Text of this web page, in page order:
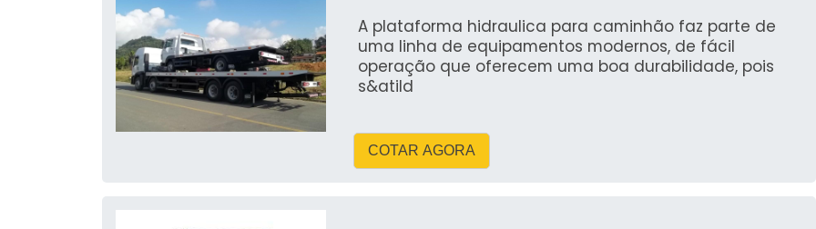
A plataforma hidraulica para caminhão faz parte de
uma linha de equipamentos modernos, de fácil
operação que oferecem uma boa durabilidade, pois
s&atild
COTAR AGORA